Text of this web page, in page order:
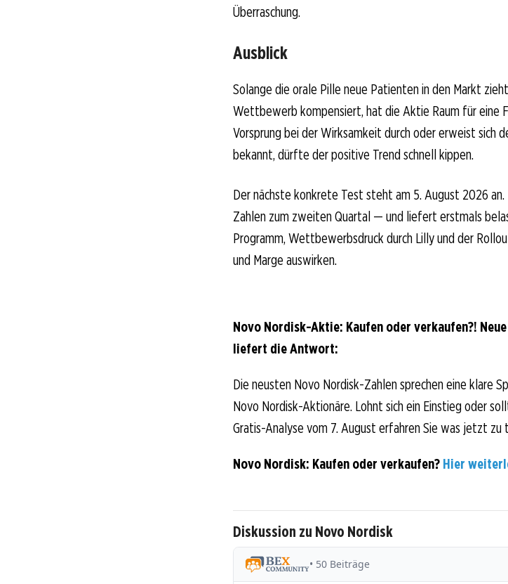
Überraschung.
Ausblick
Solange die orale Pille neue Patienten in den Markt
Wettbewerb kompensiert, hat die Aktie Raum für eine
Vorsprung bei der Wirksamkeit durch oder erweist sich
bekannt, dürfte der positive Trend schnell kippen.
Der nächste konkrete Test steht am 5. August 2026
Zahlen zum zweiten Quartal — und liefert erstmals
Programm, Wettbewerbsdruck durch Lilly und der
und Marge auswirken.
Novo Nordisk-Aktie: Kaufen oder verkaufen?!
liefert die Antwort:
Die neusten Novo Nordisk-Zahlen sprechen eine klare
Novo Nordisk-Aktionäre. Lohnt sich ein Einstieg oder
Gratis-Analyse vom 7. August erfahren Sie was jetzt zu
Novo Nordisk: Kaufen oder verkaufen? Hier
Diskussion zu Novo Nordisk